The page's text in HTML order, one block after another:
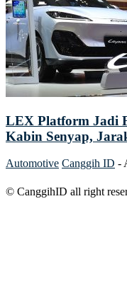
LEX Platform Jadi
Kabin Senyap,
Automotive Canggih ID -
© CanggihID all right